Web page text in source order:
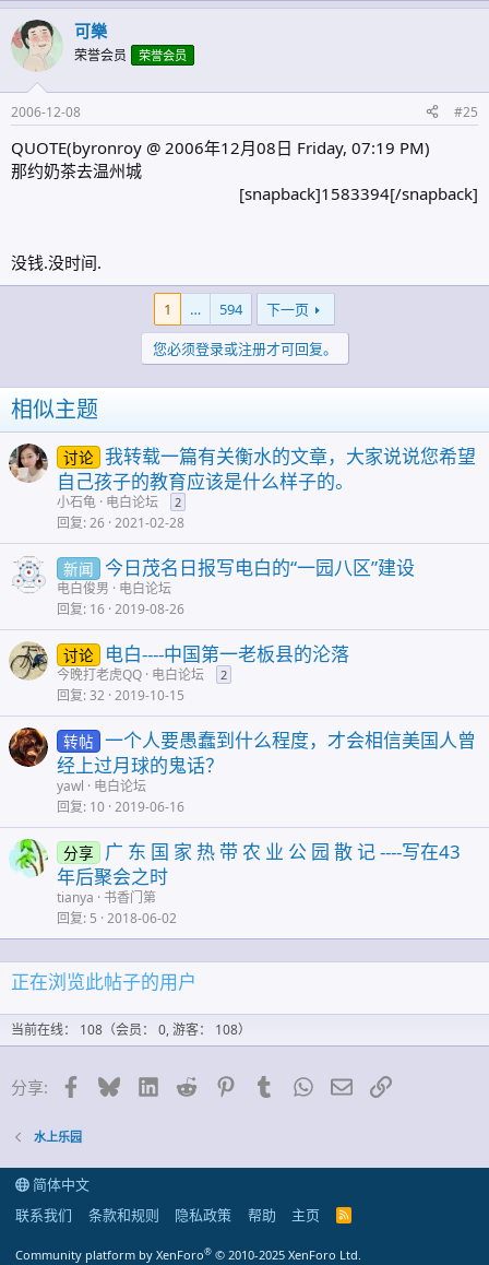
可樂
荣誉会员 荣誉会员
2006-12-08 #25
QUOTE(byronroy @ 2006年12月08日 Friday, 07:19 PM)
那约奶茶去温州城
[snapback]1583394[/snapback]​
没钱.没时间.
1 … 594
下一页
您必须登录或注册才可回复。
相似主题
讨论 我转载一篇有关衡水的文章，大家说说您希望
自己孩子的教育应该是什么样子的。
小石龟 电白论坛 2
回复 26 2021-02-28
新闻 今日茂名日报写电白的“一园八区”建设
电白俊男
电白论坛
回复 16 2019-08-26
讨论 电白----中国第一老板县的沦落
今晚打老虎QQ 电白论坛 2
回复 32 2019-10-15
转帖 一个人要愚蠢到什么程度，才会相信美国人曾
经上过月球的鬼话？
yawl
电白论坛
回复 10 2019-06-16
分享
广 东 国 家 热 带 农 业 公 园 散 记 ----写在43
年后聚会之时
tianya 书香门第
回复 5 2018-06-02
正在浏览此帖子的用户
当前在线： 108（会员： 0, 游客： 108）
分享: 脸谱网蓝天 领英 Reddit Pinterest的
TumblrWhatsApp
邮件 链接
水上乐园
简体中文
联系我们
条款和规则 隐私政策 帮助 主页
R
Community platform by XenForo® © 2010-2025 XenForo Ltd.